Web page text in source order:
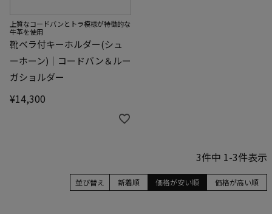
上質なコードバンとトラ模様が特徴的な
牛革を使用
靴ベラ付キーホルダー(シュ
ーホーン)｜コードバン＆ルー
ガショルダー
¥14,300
並び替え 価格が安い順 価格が高い順
新着順
3件中 1-3件表示